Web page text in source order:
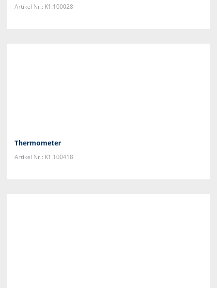
Artikel Nr.: K1.100028
Thermometer
Artikel Nr.: K1.100418